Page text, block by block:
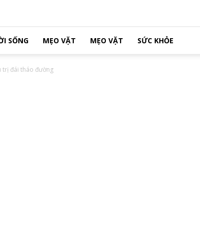
SỐNG MẸO VẶT MẸO VẶT SỨC KHỎE
trị đái tháo đường